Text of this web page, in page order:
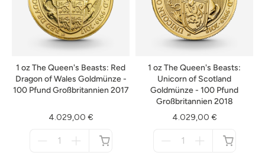
1 oz The Queen's Beasts: Red
Dragon of Wales Goldmünze -
100 Pfund Großbritannien 2017
4.029,00 €
1 oz The Queen's Beasts:
Unicorn of Scotland
Goldmünze - 100 Pfund
Großbritannien 2018
4.029,00 €